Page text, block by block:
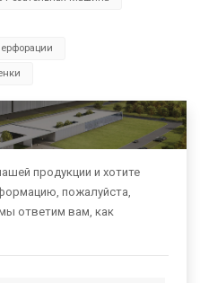
продукции и хотите
пожалуйста,
ответим вам, как